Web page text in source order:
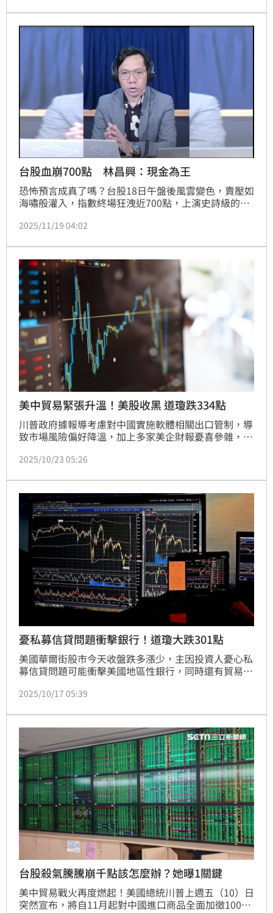
台股血崩700點 林昌興：現金為王
恐怖預言成真了嗎？台股18日午盤後風雲變色，賣壓如
海嘯般灌入，指數終場狂洩近700點，上演史詩級的崩
林昌鑫，才在當天8點的廣播節目中罕見發出重磅警
位」。沒想到短短幾小時後，台股走勢竟完全應驗其劇
本，昌鑫的早盤神預言分析也瞬間成為揭開這場殺戮真
相的關鍵註解。
2025/11/19 04:02
美中貿易緊張升溫！美股收黑 道瓊跌334點
川普政府據報導考慮對中國實施軟體相關出口管制，導
致市場風險偏好降溫，加上多家美企財報憂喜參雜，包
2025/10/23 05:26
憂私募信貸問題衝擊銀行！道瓊大跌301點
美國華爾街股市今天收盤跌多漲少，主因投資人憂心私
募信貸問題可能衝擊美國地區性銀行，同時還有貿易緊
2025/10/17 05:39
台股殺氣騰騰崩千點該怎麼辦？她曝1關鍵
美中貿易戰火再度燃起！美國總統川普上週五（10）日
突然宣布，將自11月起對中國進口商品全面加徵100%